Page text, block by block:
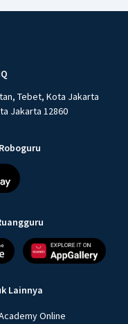
Tebet, Kota Jakarta
Jakarta 12860
Lainnya
Online